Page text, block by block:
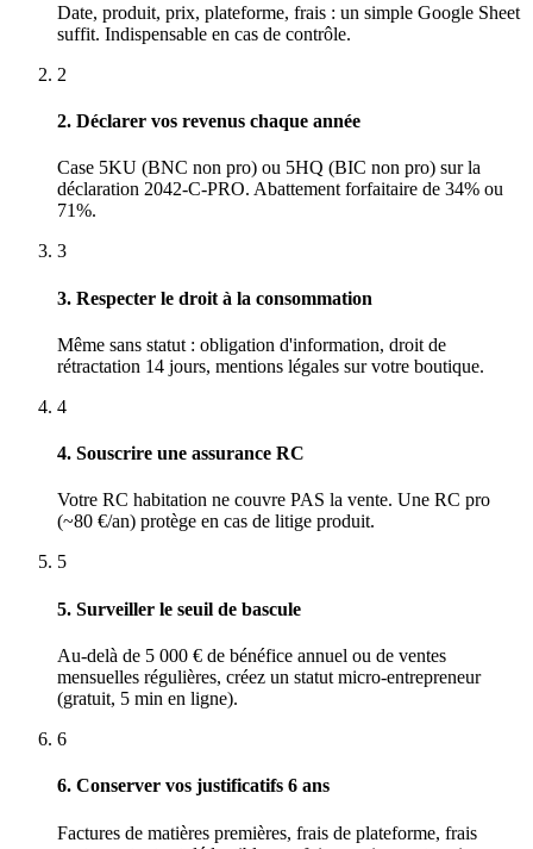
Date, produit, prix, plateforme, frais : un simple Google Sheet
suffit. Indispensable en cas de contrôle.
2
2. Déclarer vos revenus chaque année
Case 5KU (BNC non pro) ou 5HQ (BIC non pro) sur la
déclaration 2042-C-PRO. Abattement forfaitaire de 34% ou
71%.
3
3. Respecter le droit à la consommation
Même sans statut : obligation d'information, droit de
rétractation 14 jours, mentions légales sur votre boutique.
4
4. Souscrire une assurance RC
Votre RC habitation ne couvre PAS la vente. Une RC pro
(~80 €/an) protège en cas de litige produit.
5
5. Surveiller le seuil de bascule
Au-delà de 5 000 € de bénéfice annuel ou de ventes
mensuelles régulières, créez un statut micro-entrepreneur
(gratuit, 5 min en ligne).
6
6. Conserver vos justificatifs 6 ans
Factures de matières premières, frais de plateforme, frais